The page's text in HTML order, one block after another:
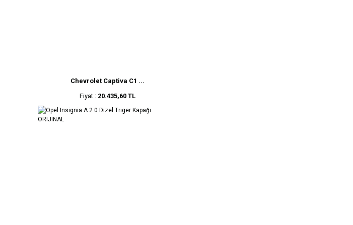
Chevrolet Captiva C1 ...
Fiyat : 20.435,60 TL